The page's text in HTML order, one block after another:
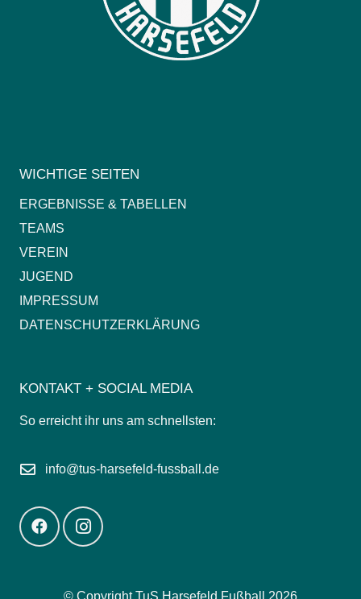
WICHTIGE SEITEN
ERGEBNISSE & TABELLEN
TEAMS
VEREIN
JUGEND
IMPRESSUM
DATENSCHUTZERKLÄRUNG
KONTAKT + SOCIAL MEDIA
So erreicht ihr uns am schnellsten:
info@tus-harsefeld-fussball.de